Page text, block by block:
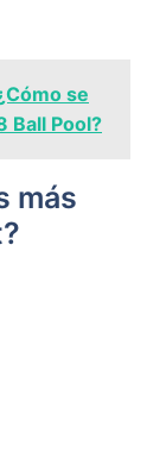
se
Ball Pool?
más